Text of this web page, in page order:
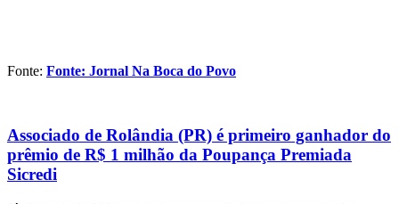
Fonte: Fonte: Jornal Na Boca do Povo
Associado de Rolândia (PR) é primeiro ganhador do
prêmio de R$ 1 milhão da Poupança Premiada
Sicredi